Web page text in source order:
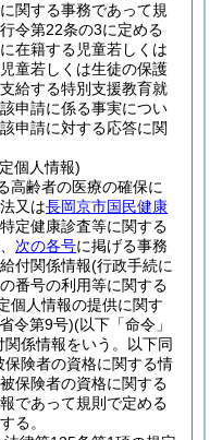
関する事務であって規
令第22条の3に定める
在籍する児童若しくは
童若しくは生徒の保護
給する特別支援教育就
申請に係る事実につい
申請に対する応答に関
個人情報)
高齢者の医療の確保に
又は長岡京市国民健康
定健康診査等に関する
次の各号に掲げる事務
付関係情報(行政手続に
番号の利用等に関する
個人情報の提供に関す
令第9号)(以下「命令」
係情報をいう。以下同
険者の資格に関する情
保険者の資格に関する
であって規則で定める
る。